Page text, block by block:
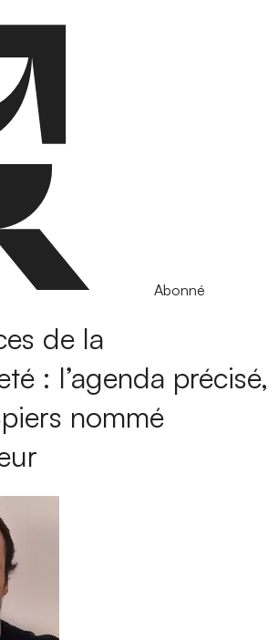
Abonné
de la
: l’agenda précisé,
nommé